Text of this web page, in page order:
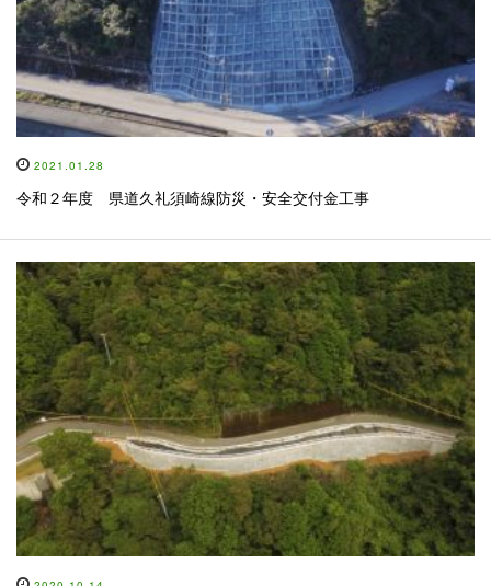
2021.01.28
令和２年度 県道久礼須崎線防災・安全交付金工事